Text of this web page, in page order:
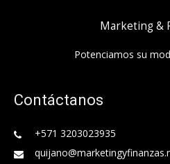
Marketing &
Potenciamos su
Contáctanos
+571 3203023935